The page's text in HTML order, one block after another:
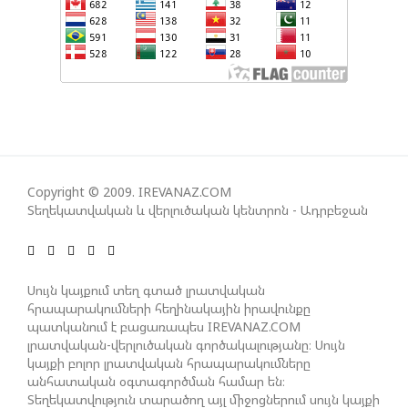
ԿՅԱՆՔԻ ԿՈՉՄԱՆ ՇԱՆՍԵՐՆ ԱՅՍ ՊԱՀԻՆ
ՀԱՊԿ-Ի ՄԱՍՆԱԿՑՈՒԹՅՈՒՆԸ ՂԱՐԱԲԱՂՅԱՆ
ԳՈՐԾՈՒՆԵՈՒԹՅՈՒՆ ԱԴՐԲԵՋԱՆՈՒՄ ԱՆՕՐԻՆԱԿԱՆ
Է ՃԱՆԱՉՎԵԼ
ՄԱԼԴԻՎՑԻ ԳՈՐԾԸՆԿԵՐ ՄՈՀԱՄՄԵԴ ՄՈՒԻԶԱՅԻՆ.
«ՄԵՆՔ ԳՈՀ ԵՆՔ ԱԴՐԲԵՋԱՆԻ ԵՎ ՄԱԼԴԻՎՆԵՐԻ
ՄԻՋԵՎ ՀԱՐԱԲԵՐՈՒԹՅՈՒՆՆԵՐԻ ԴԻՆԱՄԻԿ
ԶԱՐԳԱՑՈՒՄԻՑ»
Copyright © 2009. IREVANAZ.COM
Տեղեկատվական և վերլուծական կենտրոն - Ադրբեջան
Սույն կայքում տեղ գտած լրատվական
հրապարակումների հեղինակային իրավունքը
պատկանում է բացառապես IREVANAZ.COM
լրատվական-վերլուծական գործակալությանը։ Սույն
կայքի բոլոր լրատվական հրապարակումները
անհատական օգտագործման համար են։
Տեղեկատվություն տարածող այլ միջոցներում սույն կայքի